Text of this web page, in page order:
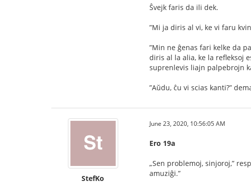
Ŝvejk faris da ili dek.
”Mi ja diris al vi, ke vi faru
”Min ne ĝenas fari kelke da
diris al la alia, ke la reﬂeksoj
suprenlevis liajn palpebrojn
”Aŭdu, ĉu vi scias kanti?”
StefKo
June 23, 2020, 10:56:05 AM
Ero 19a
„Sen problemoj, sinjoroj,”
amuziĝi.”